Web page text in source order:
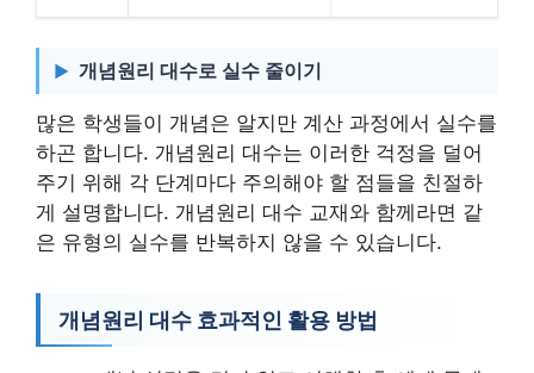
개념원리 대수로 실수 줄이기
많은 학생들이 개념은 알지만 계산 과정에서 실수를
하곤 합니다. 개념원리 대수는 이러한 걱정을 덜어
주기 위해 각 단계마다 주의해야 할 점들을 친절하
게 설명합니다. 개념원리 대수 교재와 함께라면 같
은 유형의 실수를 반복하지 않을 수 있습니다.
개념원리 대수 효과적인 활용 방법